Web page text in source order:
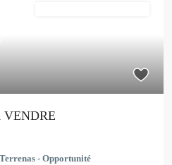
- Opportunité